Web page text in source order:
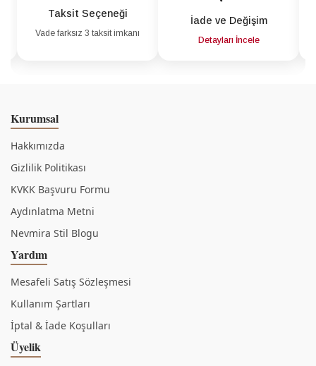
Taksit Seçeneği
Vade farksız 3 taksit imkanı
İade ve Değişim
Detayları İncele
Kurumsal
Hakkımızda
Gizlilik Politikası
KVKK Başvuru Formu
Aydınlatma Metni
Nevmira Stil Blogu
Yardım
Mesafeli Satış Sözleşmesi
Kullanım Şartları
İptal & İade Koşulları
Üyelik